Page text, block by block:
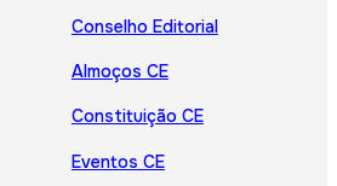
Conselho Editorial
Almoços CE
Constituição CE
Eventos CE